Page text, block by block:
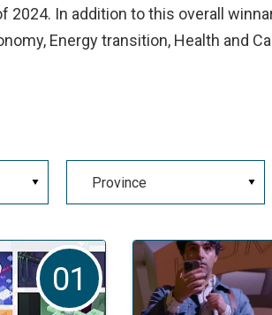
2024. In addition to this overall
Energy transition, Health and
01